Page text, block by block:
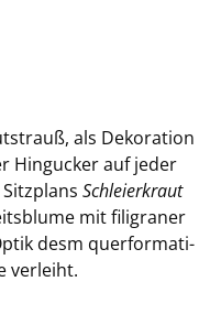
als De­ko­ra­ti­on
Hin­gu­cker auf jeder
Schlei­er­kraut
mit fi­li­gra­ner
desm quer­for­ma­ti­
ver­leiht.